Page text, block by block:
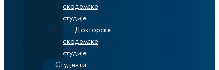
академске
студије
Докторске
академске
студије
Студенти